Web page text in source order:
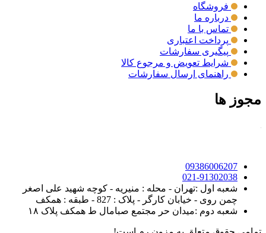
فروشگاه
درباره ما
تماس با ما
پرداخت اعتباری
پیگیری سفارشات
شرایط تعویض و مرجوع کالا
راهنمای ارسال سفارشات
مجوز ها
09386006207
021-91302038
شعبه اول :تهران - محله : منیریه - کوچه شهید علی اصغر
چمن روی - خیابان کارگر - پلاک : 827 - طبقه : همکف
شعبه دوم :میدان حر مجتمع صبامال ط همکف پلاک ۱۸